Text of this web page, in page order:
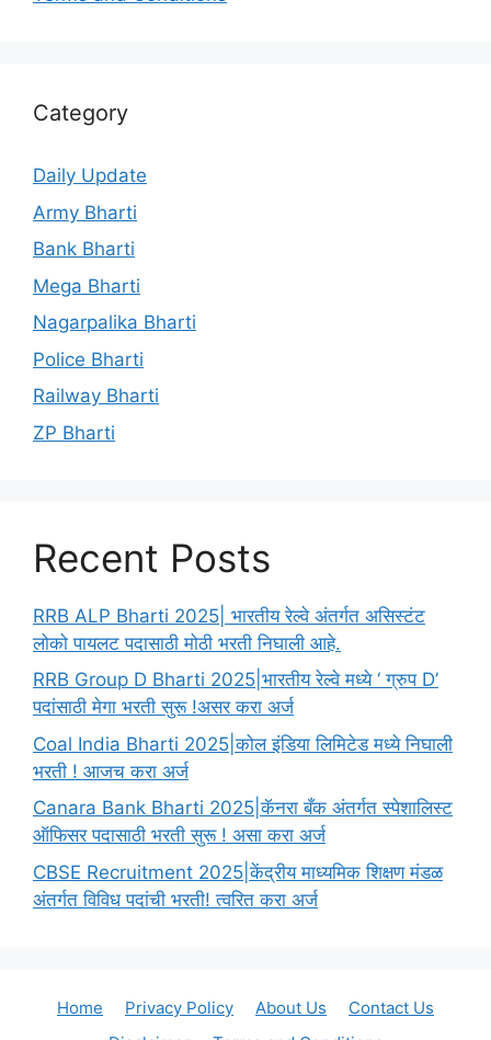
Category
Daily Update
Army Bharti
Bank Bharti
Mega Bharti
Nagarpalika Bharti
Police Bharti
Railway Bharti
ZP Bharti
Recent Posts
RRB ALP Bharti 2025| भारतीय रेल्वे अंतर्गत असिस्टंट
लोको पायलट पदासाठी मोठी भरती निघाली आहे.
RRB Group D Bharti 2025|भारतीय रेल्वे मध्ये ‘ ग्रुप D’
पदांसाठी मेगा भरती सुरू !असर करा अर्ज
Coal India Bharti 2025|कोल इंडिया लिमिटेड मध्ये निघाली
भरती ! आजच करा अर्ज
Canara Bank Bharti 2025|कॅनरा बँक अंतर्गत स्पेशालिस्ट
ऑफिसर पदासाठी भरती सुरू ! असा करा अर्ज
CBSE Recruitment 2025|केंद्रीय माध्यमिक शिक्षण मंडळ
अंतर्गत विविध पदांची भरती! त्वरित करा अर्ज
Home Privacy Policy About Us
Contact Us